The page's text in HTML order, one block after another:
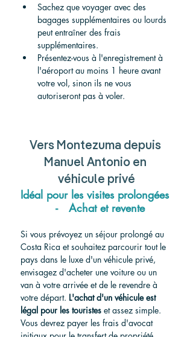
Sachez que voyager avec des
bagages supplémentaires ou lourds
peut entraîner des frais
supplémentaires.
Présentez-vous à l'enregistrement à
l'aéroport au moins 1 heure avant
votre vol, sinon ils ne vous
autoriseront pas à voler.
Vers Montezuma depuis
Manuel Antonio en
véhicule privé
Idéal pour les visites prolongées
  -   Achat et revente
Si vous prévoyez un séjour prolongé au
Costa Rica et souhaitez parcourir tout le
pays dans le luxe d'un véhicule privé,
envisagez d'acheter une voiture ou un
van à votre arrivée et de le revendre à
votre départ. L'achat d'un véhicule est
légal pour les touristes et assez simple.
Vous devrez payer les frais d'avocat